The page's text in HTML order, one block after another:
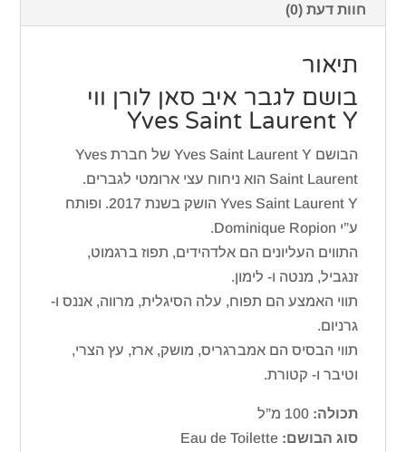
חוות דעת (0)
תיאור
בושם לגבר איב סאן לורן ווי
Yves Saint Laurent Y
הבושם Yves Saint Laurent Y של חברת Yves
Saint Laurent הוא ניחוח עצי ארומטי לגברים.
Yves Saint Laurent Y הושק בשנת 2017. ופותח
ע”י Dominique Ropion.
התווים העליונים הם אלדהידים, תפוז ברגמוט,
זנגביל, מנטה ו- לימון.
תווי האמצע הם תפוח, עלה הסיגלית, מרווה, אננס ו-
גרניום.
תווי הבסיס הם אמברגריס, מושק, ארז, עץ הצרי,
וטיבר ו- קטורת.
תכולה: 100 מ”ל
סוג הבושם: Eau de Toilette